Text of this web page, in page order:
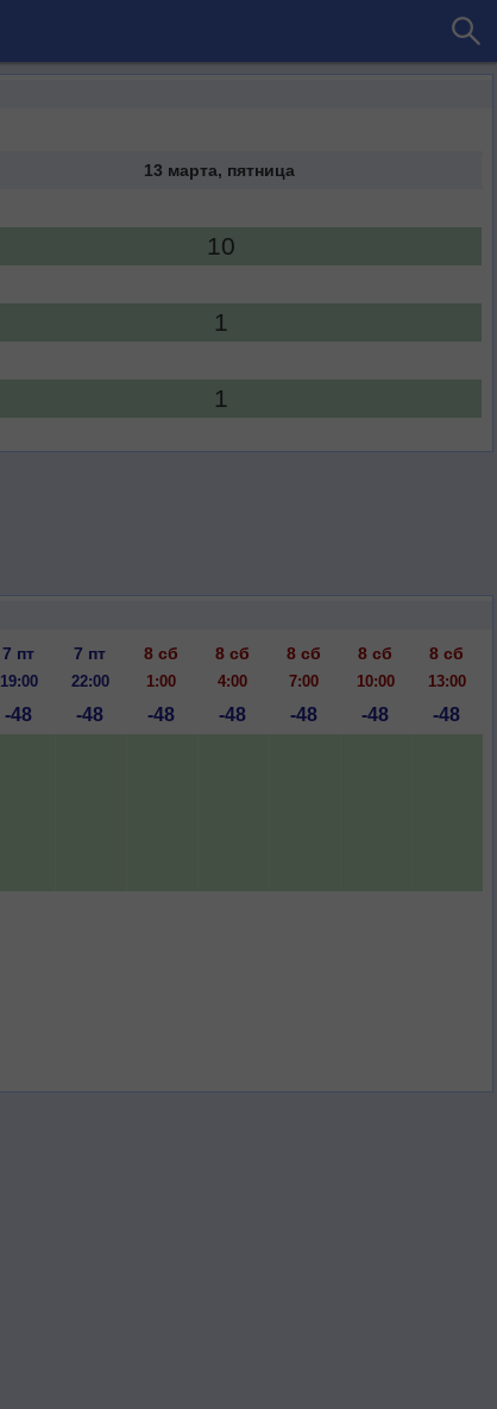
13 марта, пятница
10
1
1
7 пт 7 пт 8 сб 8 сб 8 сб 8 сб 8 сб
19:00 22:00 1:00 4:00 7:00 10:00 13:00
-48 -48 -48 -48 -48 -48 -48